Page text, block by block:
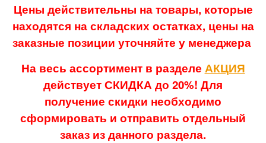
Цены действительны на товары, которые
находятся на складских остатках, цены на
заказные позиции уточняйте у менеджера
На весь ассортимент в разделе АКЦИЯ
действует СКИДКА до 20%! Для
получение скидки необходимо
сформировать и отправить отдельный
заказ из данного раздела.